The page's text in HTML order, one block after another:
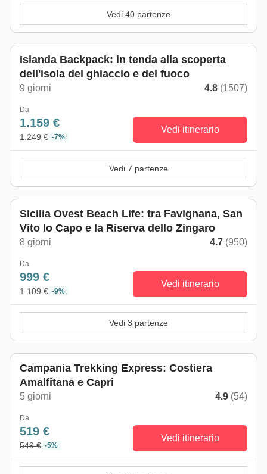
Vedi 40 partenze
Islanda Backpack: in tenda alla scoperta
dell'isola del ghiaccio e del fuoco
9 giorni 4.8 (1507)
Da
1.159 €
1.249 € -7%
Vedi itinerario
Vedi 7 partenze
Sicilia Ovest Beach Life: tra Favignana, San
Vito lo Capo e la Riserva dello Zingaro
8 giorni 4.7 (950)
Da
999 €
1.109 € -9%
Vedi itinerario
Vedi 3 partenze
Campania Trekking Express: Costiera
Amalfitana e Capri
5 giorni 4.9 (54)
Da
519 €
549 € -5%
Vedi itinerario